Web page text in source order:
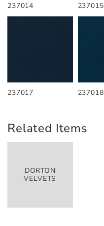
237014 237015
237017 237018
Related Items
DORTON
VELVETS